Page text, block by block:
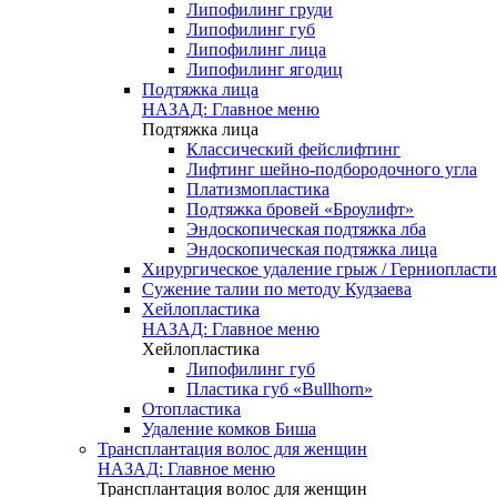
Липофилинг груди
Липофилинг губ
Липофилинг лица
Липофилинг ягодиц
Подтяжка лица
НАЗАД: Главное меню
Подтяжка лица
Классический фейслифтинг
Лифтинг шейно-подбородочного угла
Платизмопластика
Подтяжка бровей «Броулифт»
Эндоскопическая подтяжка лба
Эндоскопическая подтяжка лица
Хирургическое удаление грыж /
Сужение талии по методу Кудзаева
Хейлопластика
НАЗАД: Главное меню
Хейлопластика
Липофилинг губ
Пластика губ «Bullhorn»
Отопластика
Удаление комков Биша
Трансплантация волос для женщин
НАЗАД: Главное меню
Трансплантация волос для женщин